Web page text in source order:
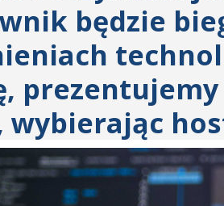
będzie
wybierając